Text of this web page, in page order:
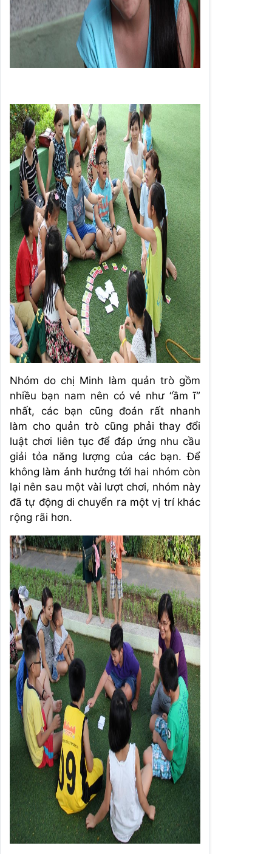
Nhóm do chị Minh làm quản trò gồm
nhiều bạn nam nên có vẻ như “ầm ĩ”
nhất, các bạn cũng đoán rất nhanh
làm cho quản trò cũng phải thay đổi
luật chơi liên tục để đáp ứng nhu cầu
giải tỏa năng lượng của các bạn. Để
không làm ảnh hưởng tới hai nhóm còn
lại nên sau một vài lượt chơi, nhóm này
đã tự động di chuyển ra một vị trí khác
rộng rãi hơn.